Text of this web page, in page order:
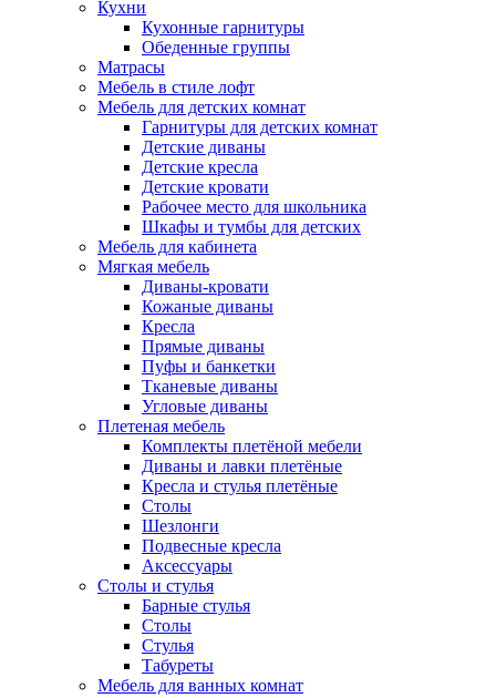
Кухни
Кухонные гарнитуры
Обеденные группы
Матрасы
Мебель в стиле лофт
Мебель для детских комнат
Гарнитуры для детских комнат
Детские диваны
Детские кресла
Детские кровати
Рабочее место для школьника
Шкафы и тумбы для детских
Мебель для кабинета
Мягкая мебель
Диваны-кровати
Кожаные диваны
Кресла
Прямые диваны
Пуфы и банкетки
Тканевые диваны
Угловые диваны
Плетеная мебель
Комплекты плетёной мебели
Диваны и лавки плетёные
Кресла и стулья плетёные
Столы
Шезлонги
Подвесные кресла
Аксессуары
Столы и стулья
Барные стулья
Столы
Стулья
Табуреты
Мебель для ванных комнат